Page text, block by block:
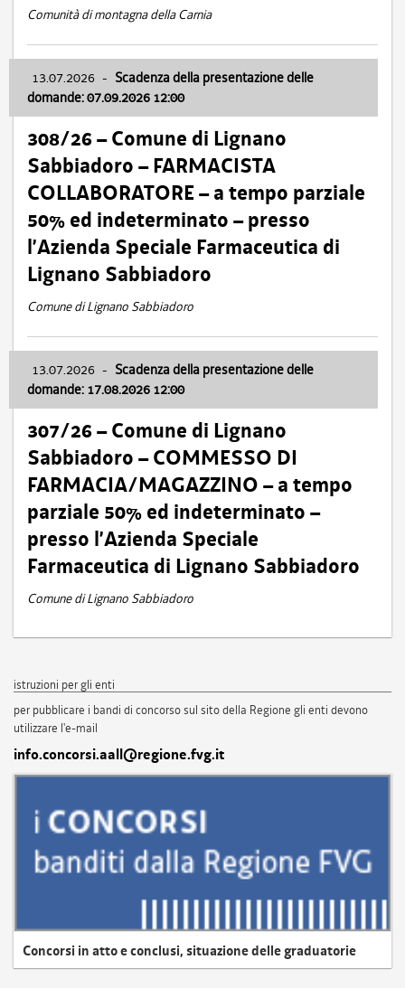
Comunità di montagna della Carnia
13.07.2026 - Scadenza della presentazione delle
domande: 07.09.2026 12:00
308/26 – Comune di Lignano
Sabbiadoro – FARMACISTA
COLLABORATORE – a tempo parziale
50% ed indeterminato – presso
l’Azienda Speciale Farmaceutica di
Lignano Sabbiadoro
Comune di Lignano Sabbiadoro
13.07.2026 - Scadenza della presentazione delle
domande: 17.08.2026 12:00
307/26 – Comune di Lignano
Sabbiadoro – COMMESSO DI
FARMACIA/MAGAZZINO – a tempo
parziale 50% ed indeterminato –
presso l’Azienda Speciale
Farmaceutica di Lignano Sabbiadoro
Comune di Lignano Sabbiadoro
istruzioni per gli enti
per pubblicare i bandi di concorso sul sito della Regione gli enti devono
utilizzare l'e-mail
info.concorsi.aall@regione.fvg.it
Concorsi in atto e conclusi, situazione delle graduatorie